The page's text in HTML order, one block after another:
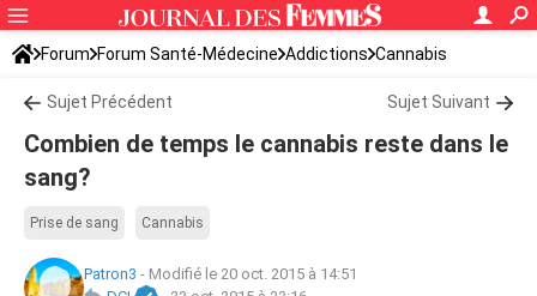
Forum Forum Santé-Médecine Addictions Cannabis
Sujet Précédent Sujet Suivant
Combien de temps le cannabis reste dans le
sang?
Prise de sang Cannabis
Patron3 - Modifié le 20 oct. 2015 à 14:51